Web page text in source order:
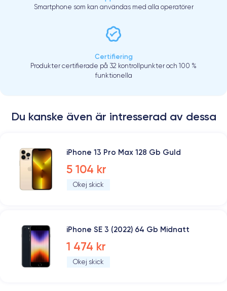
Smartphone som kan användas med alla operatörer
Certifiering
Produkter certifierade på 32 kontrollpunkter och 100 %
funktionella
Du kanske även är intresserad av dessa
iPhone 13 Pro Max 128 Gb Guld
5 104 kr
Okej skick
iPhone SE 3 (2022) 64 Gb Midnatt
1 474 kr
Okej skick